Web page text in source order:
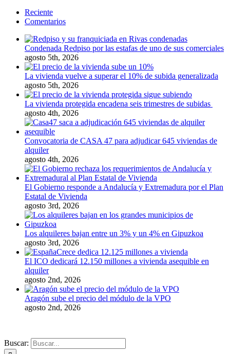
Reciente
Comentarios
Condenada Redpiso por las estafas de uno de sus comerciales
agosto 5th, 2026
La vivienda vuelve a superar el 10% de subida generalizada
agosto 5th, 2026
La vivienda protegida encadena seis trimestres de subidas
agosto 4th, 2026
Convocatoria de CASA 47 para adjudicar 645 viviendas de
alquiler
agosto 4th, 2026
El Gobierno responde a Andalucía y Extremadura por el Plan
Estatal de Vivienda
agosto 3rd, 2026
Los alquileres bajan entre un 3% y un 4% en Gipuzkoa
agosto 3rd, 2026
El ICO dedicará 12.150 millones a vivienda asequible en
alquiler
agosto 2nd, 2026
Aragón sube el precio del módulo de la VPO
agosto 2nd, 2026
Buscar: